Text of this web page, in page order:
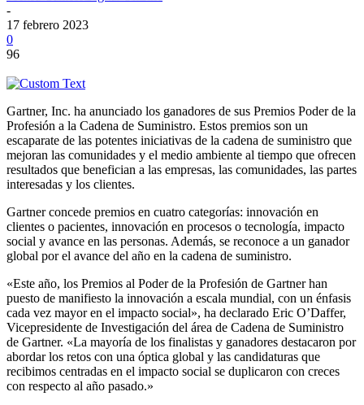
-
17 febrero 2023
0
96
Gartner, Inc. ha anunciado los ganadores de sus Premios Poder de la
Profesión a la Cadena de Suministro. Estos premios son un
escaparate de las potentes iniciativas de la cadena de suministro que
mejoran las comunidades y el medio ambiente al tiempo que ofrecen
resultados que benefician a las empresas, las comunidades, las partes
interesadas y los clientes.
Gartner concede premios en cuatro categorías: innovación en
clientes o pacientes, innovación en procesos o tecnología, impacto
social y avance en las personas. Además, se reconoce a un ganador
global por el avance del año en la cadena de suministro.
«Este año, los Premios al Poder de la Profesión de Gartner han
puesto de manifiesto la innovación a escala mundial, con un énfasis
cada vez mayor en el impacto social», ha declarado Eric O’Daffer,
Vicepresidente de Investigación del área de Cadena de Suministro
de Gartner. «La mayoría de los finalistas y ganadores destacaron por
abordar los retos con una óptica global y las candidaturas que
recibimos centradas en el impacto social se duplicaron con creces
con respecto al año pasado.»